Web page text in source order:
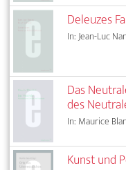
Deleuzes
In: Jean-Luc
Das
des
In: Maurice
Kunst und